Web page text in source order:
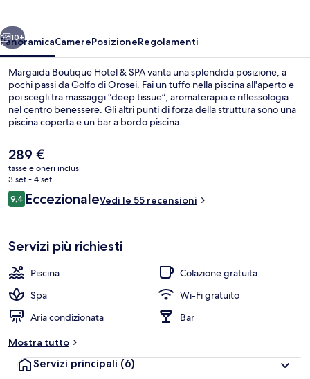
Avanti
10+
PanoramicaCamerePosizioneRegolamenti
Margaida Boutique Hotel & SPA vanta una splendida posizione, a
pochi passi da Golfo di Orosei. Fai un tuffo nella piscina all'aperto e
poi scegli tra massaggi “deep tissue”, aromaterapia e riflessologia
nel centro benessere. Gli altri punti di forza della struttura sono una
piscina coperta e un bar a bordo piscina.
Il
prezzo
attuale
è
289 €
289 €
tasse e oneri inclusi
3 set - 4 set
Recensioni
9,49,4 su 10
EccezionaleVedi le 55 recensioni
Servizi più richiesti
Piscina
Colazione gratuita
Spa
Wi-Fi gratuito
Aria condizionata
Bar
Mostra tutto
Servizi principali (6)